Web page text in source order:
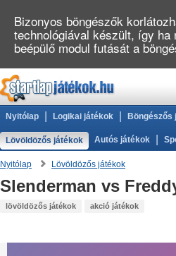
Nyitólap Logikai játékok Böngészős
Lövöldözős játékok Autós játékok
Nyitólap Lövöldözős játékok
Slenderman vs
lövöldözős játékok akció játékok
Bizonyos böngészők
technológiával készült, így
beépülő modul futását a